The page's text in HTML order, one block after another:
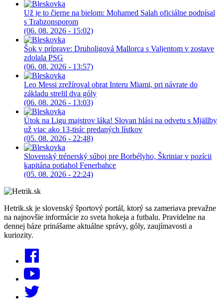
Už je to čierne na bielom: Mohamed Salah oficiálne podpísal
s Trabzonsporom
(06. 08. 2026 - 15:02)
Šok v príprave: Druholigová Mallorca s Valjentom v zostave
zdolala PSG
(06. 08. 2026 - 13:57)
Leo Messi zrežíroval obrat Interu Miami, pri návrate do
základu strelil dva góly
(06. 08. 2026 - 13:03)
Útok na Ligu majstrov láka! Slovan hlási na odvetu s Mjällby
už viac ako 13-tisíc predaných lístkov
(05. 08. 2026 - 22:48)
Slovenský trénerský súboj pre Borbélyho, Škriniar v pozícii
kapitána potiahol Fenerbahce
(05. 08. 2026 - 22:24)
Hetrik.sk je slovenský športový portál, ktorý sa zameriava prevažne
na najnovšie informácie zo sveta hokeja a futbalu. Pravidelne na
dennej báze prinášame aktuálne správy, góly, zaujímavosti a
kuriozity.